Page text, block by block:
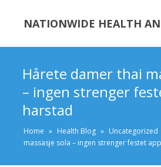
NATIONWIDE HEALTH
Hårete damer thai
– ingen strenger
harstad
Home » Health Blog » Uncategorized
massasje sola – ingen strenger festet